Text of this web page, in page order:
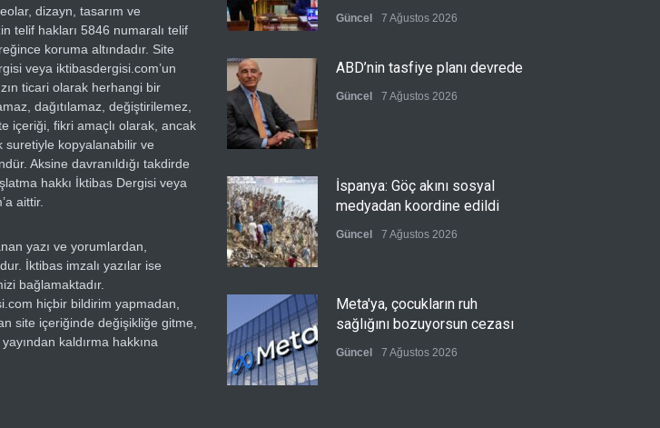
dizayn, tasarım ve
telif hakları 5846 numaralı telif
koruma altındadır. Site
veya iktibasdergisi.com’un
ticari olarak herhangi bir
dağıtılamaz, değiştirilemez,
içeriği, fikri amaçlı olarak, ancak
suretiyle kopyalanabilir ve
Aksine davranıldığı takdirde
hakkı İktibas Dergisi veya
aittir.
yazı ve yorumlardan,
İktibas imzalı yazılar ise
bağlamaktadır.
hiçbir bildirim yapmadan,
site içeriğinde değişikliğe gitme,
kaldırma hakkına
Güncel 7 Ağustos 2026
ABD’nin tasfiye planı devrede
Güncel 7 Ağustos 2026
İspanya: Göç akını sosyal
medyadan koordine edildi
Güncel 7 Ağustos 2026
Meta'ya, çocukların ruh
sağlığını bozuyorsun cezası
Güncel 7 Ağustos 2026